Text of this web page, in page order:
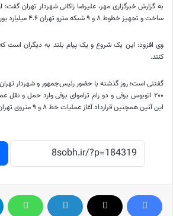
به گزارش خبرگزاری مهر، علیرضا زاکانی شهردار تهران
ساخت و تجهیز خطوط ۸ و ۹ شبکه مترو تهران ۴.۶ میلیارد یورو است.
وی افزود: این یک شروع و یک پیام بلند به دیگران است که
کنند.
۲۰۰ اتوبوس برقی و دو رام تراموای برقی وارد حمل و
این آئین همچنین قرارداد آغاز عملیات خط ۸ و ۹ متروی تهران نیز امضا شد.